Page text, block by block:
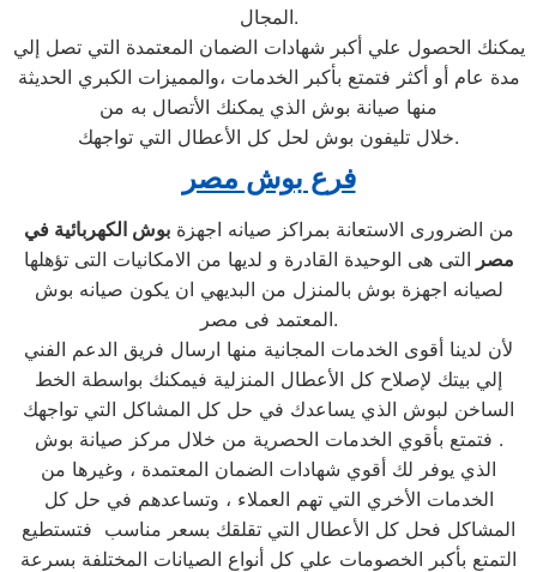
المجال.
يمكنك الحصول علي أكبر شهادات الضمان المعتمدة التي تصل إلي
مدة عام أو أكثر فتمتع بأكبر الخدمات ،والمميزات الكبري الحديثة
منها صيانة بوش الذي يمكنك الأتصال به من
خلال تليفون بوش لحل كل الأعطال التي تواجهك.
فرع بوش مصر
من الضرورى الاستعانة بمراكز صيانه اجهزةبوش الكهربائية في
مصر التى هى الوحيدة القادرة و لديها من الامكانيات التى تؤهلها
لصيانه اجهزة بوش بالمنزل من البديهي ان يكون صيانه بوش
المعتمد فى مصر.
لأن لدينا أقوى الخدمات المجانية منها ارسال فريق الدعم الفني
إلي بيتك لإصلاح كل الأعطال المنزلية فيمكنك بواسطة الخط
الساخن لبوش الذي يساعدك في حل كل المشاكل التي تواجهك
فتمتع بأقوي الخدمات الحصرية من خلال مركز صيانة بوش .
الذي يوفر لك أقوي شهادات الضمان المعتمدة ، وغيرها من
الخدمات الأخري التي تهم العملاء ، وتساعدهم في حل كل
المشاكل فحل كل الأعطال التي تقلقك بسعر مناسب فتستطيع
التمتع بأكبر الخصومات علي كل أنواع الصيانات المختلفة بسرعة